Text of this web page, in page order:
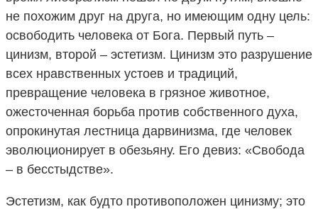
не похожим друг на друга, но имеющим одну цель:
освободить человека от Бога. Первый путь –
цинизм, второй – эстетизм. Цинизм это разрушение
всех нравственных устоев и традиций,
превращение человека в грязное животное,
ожесточенная борьба против собственного духа,
опрокинутая лестница дарвинизма, где человек
эволюционирует в обезьяну. Его девиз: «Свобода
– в бесстыдстве».
Эстетизм, как будто противоположен цинизму; это